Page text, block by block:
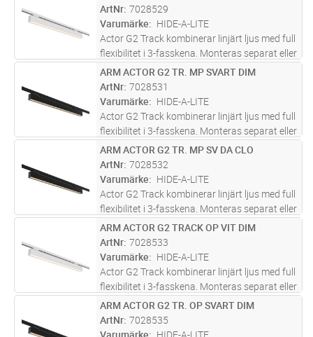
ljuslinjer. Kompatibel med standard 3-
fasskenor och kan ...läs mer
ArtNr 7028529
Varumärke
HIDE-A-LITE
Actor G2 Track kombinerar linjärt ljus med full
flexibilitet i 3-fasskena. Monteras separat eller
placeras dikt an varandra för att skapa långa
ljuslinjer. Kompatibel med standard 3-
fasskenor och kan ...läs mer
ST Lägg i kundvagn
ARM ACTOR G2 TR. MP SVART DIM
ArtNr 7028531
Varumärke
HIDE-A-LITE
Actor G2 Track kombinerar linjärt ljus med full
flexibilitet i 3-fasskena. Monteras separat eller
placeras dikt an varandra för att skapa långa
ljuslinjer. Kompatibel med standard 3-
fasskenor och kan ...läs mer
ST Lägg i kundvagn
ARM ACTOR G2 TR. MP SV DA CLO
ArtNr 7028532
Varumärke
HIDE-A-LITE
Actor G2 Track kombinerar linjärt ljus med full
flexibilitet i 3-fasskena. Monteras separat eller
placeras dikt an varandra för att skapa långa
ljuslinjer. Kompatibel med standard 3-
fasskenor och kan ...läs mer
ST Lägg i kundvagn
ARM ACTOR G2 TRACK OP VIT DIM
ArtNr 7028533
Varumärke
HIDE-A-LITE
Actor G2 Track kombinerar linjärt ljus med full
flexibilitet i 3-fasskena. Monteras separat eller
placeras dikt an varandra för att skapa långa
ljuslinjer. Kompatibel med standard 3-
fasskenor och kan ...läs mer
ST Lägg i kundvagn
ARM ACTOR G2 TR. OP SVART DIM
ArtNr 7028535